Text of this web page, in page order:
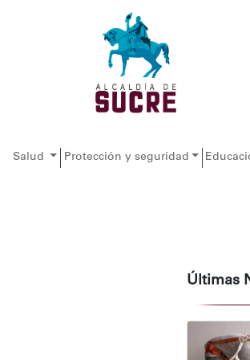
Salud Protección y seguridad
Últimas